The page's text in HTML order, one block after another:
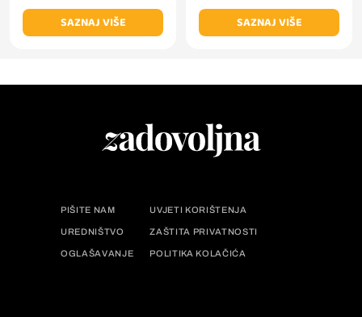
SAZNAJ VIŠE
SAZNAJ VIŠE
PIŠITE NAM UVJETI KORIŠTENJA
UREDNIŠTVO ZAŠTITA PRIVATNOSTI
OGLAŠAVANJE POLITIKA KOLAČIĆA